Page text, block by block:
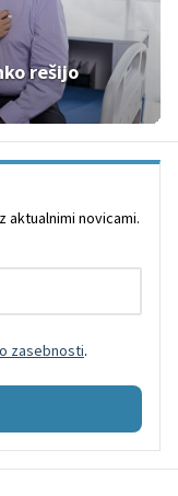
rešijo
aktualnimi novicami.
zasebnosti.